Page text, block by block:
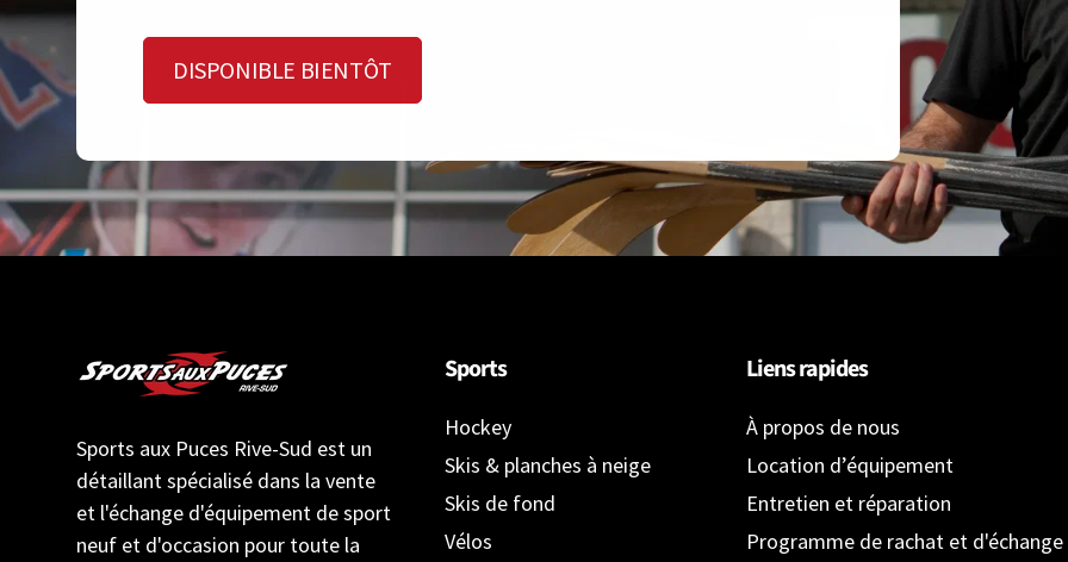
DISPONIBLE BIENTÔT
Sports aux Puces Rive-Sud est un
détaillant spécialisé dans la vente
et l'échange d'équipement de sport
neuf et d'occasion pour toute la
Sports
Hockey
Skis & planches à neige
Skis de fond
Vélos
Liens rapides
À propos de nous
Location d’équipement
Entretien et réparation
Programme de rachat et d'échange